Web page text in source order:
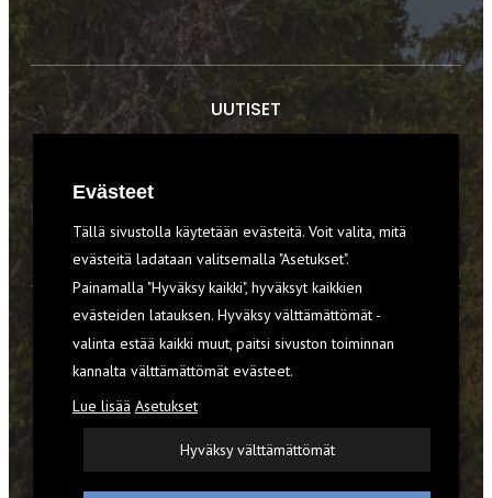
UUTISET
VARUSTEET
TILAA RETKI-LEHTI
YHTEYSTIEDOT
REKISTERISELOSTE
EVÄSTEET
Evästeet
Tällä sivustolla käytetään evästeitä. Voit valita, mitä
evästeitä ladataan valitsemalla "Asetukset".
Painamalla "Hyväksy kaikki", hyväksyt kaikkien
evästeiden latauksen. Hyväksy välttämättömät -
valinta estää kaikki muut, paitsi sivuston toiminnan
kannalta välttämättömät evästeet.
Lue lisää Asetukset
Hyväksy välttämättömät